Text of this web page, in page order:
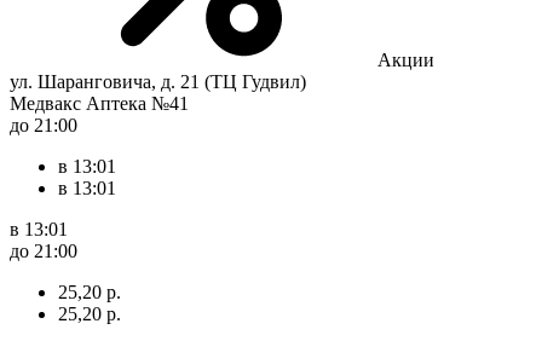
Акции
ул. Шаранговича, д. 21 (ТЦ Гудвил)
Медвакс Аптека №41
до 21:00
в 13:01
в 13:01
в 13:01
до 21:00
25,20 р.
25,20 р.